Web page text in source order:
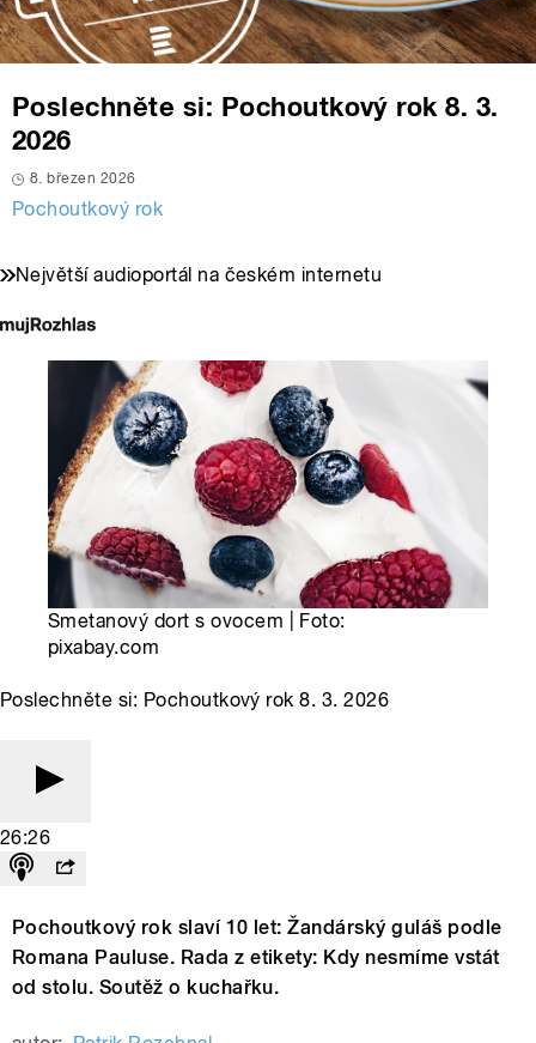
Poslechněte si: Pochoutkový rok 8. 3.
2026
8. březen 2026
Pochoutkový rok
Největší audioportál na českém internetu
Smetanový dort s ovocem | Foto:
pixabay.com
Poslechněte si: Pochoutkový rok 8. 3. 2026
26:26
Pochoutkový rok slaví 10 let: Žandárský guláš podle
Romana Pauluse. Rada z etikety: Kdy nesmíme vstát
od stolu. Soutěž o kuchařku.